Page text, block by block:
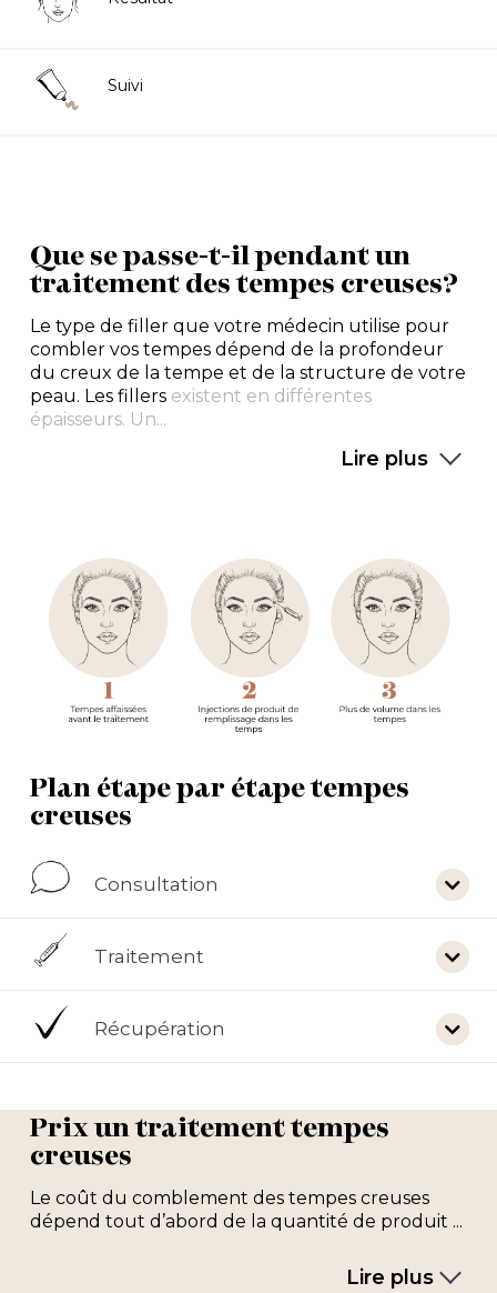
Suivi
Que se passe-t-il pendant un
traitement des tempes creuses?
Le type de filler que votre médecin utilise pour
combler vos tempes dépend de la profondeur
du creux de la tempe et de la structure de votre
peau. Les fillers existent en différentes
épaisseurs. Un...
Lire plus
Plan étape par étape tempes
creuses
Consultation
Traitement
Récupération
Prix un traitement tempes
creuses
Le coût du comblement des tempes creuses
dépend tout d’abord de la quantité de produit ...
Lire plus